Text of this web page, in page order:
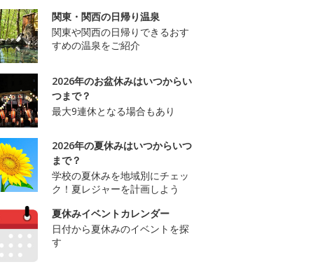
関東・関西の日帰り温泉
関東や関西の日帰りできるおす
すめの温泉をご紹介
2026年のお盆休みはいつからい
つまで？
最大9連休となる場合もあり
2026年の夏休みはいつからいつ
まで？
学校の夏休みを地域別にチェッ
ク！夏レジャーを計画しよう
夏休みイベントカレンダー
日付から夏休みのイベントを探
す